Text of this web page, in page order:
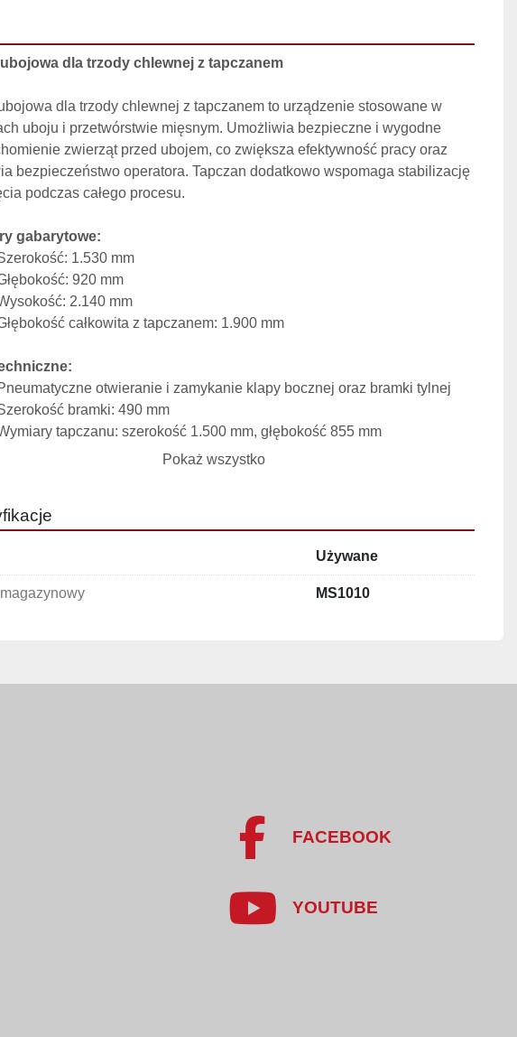
dla trzody chlewnej z tapczanem
dla trzody chlewnej z tapczanem to urządzenie stosowane w
uboju i przetwórstwie mięsnym. Umożliwia bezpieczne i wygodne
zwierząt przed ubojem, co zwiększa efektywność pracy oraz
bezpieczeństwo operatora. Tapczan dodatkowo wspomaga stabilizację
podczas całego procesu.
gabarytowe:
1.530 mm
920 mm
2.140 mm
całkowita z tapczanem: 1.900 mm
otwieranie i zamykanie klapy bocznej oraz bramki tylnej
bramki: 490 mm
tapczanu: szerokość 1.500 mm, głębokość 855 mm
Wykonanie: klatka – ocynk, tapczan – stal nierdzewna
i stabilne unieruchomienie trzody chlewnej przed ubojem
Kompaktowe wymiary pozwalają na łatwe wkomponowanie klatki w linie
Pokaż wszystko
Używane
MS1010
FACEBOOK
YOUTUBE